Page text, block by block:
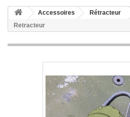
Accessoires Rétracteur
Retracteur